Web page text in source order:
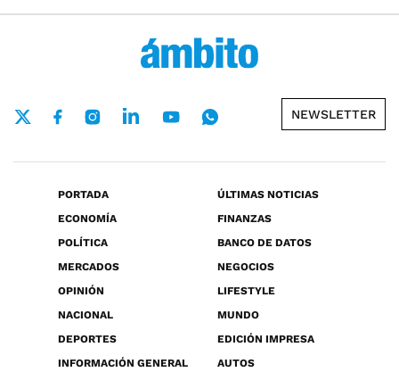
NEWSLETTER
PORTADA
ÚLTIMAS NOTICIAS
ECONOMÍA
FINANZAS
POLÍTICA
BANCO DE DATOS
MERCADOS
NEGOCIOS
OPINIÓN
LIFESTYLE
NACIONAL
MUNDO
DEPORTES
EDICIÓN IMPRESA
INFORMACIÓN GENERAL
AUTOS